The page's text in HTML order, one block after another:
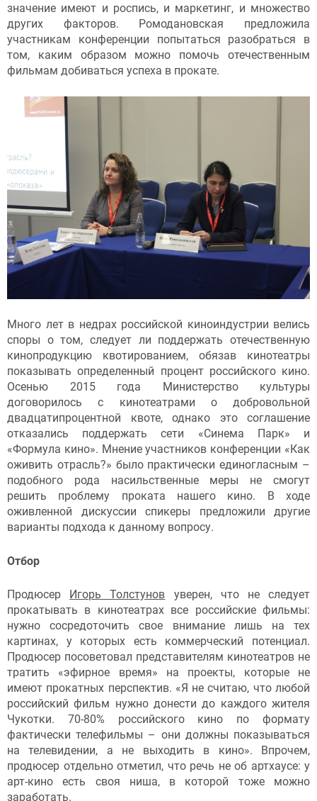
значение имеют и роспись, и маркетинг, и множество
других факторов. Ромодановская предложила
участникам конференции попытаться разобраться в
том, каким образом можно помочь отечественным
фильмам добиваться успеха в прокате.
Много лет в недрах российской киноиндустрии велись
споры о том, следует ли поддержать отечественную
кинопродукцию квотированием, обязав кинотеатры
показывать определенный процент российского кино.
Осенью 2015 года Министерство культуры
договорилось с кинотеатрами о добровольной
двадцатипроцентной квоте, однако это соглашение
отказались поддержать сети «Синема Парк» и
«Формула кино». Мнение участников конференции «Как
оживить отрасль?» было практически единогласным –
подобного рода насильственные меры не смогут
решить проблему проката нашего кино. В ходе
оживленной дискуссии спикеры предложили другие
варианты подхода к данному вопросу.
Отбор
Продюсер Игорь Толстунов уверен, что не следует
прокатывать в кинотеатрах все российские фильмы:
нужно сосредоточить свое внимание лишь на тех
картинах, у которых есть коммерческий потенциал.
Продюсер посоветовал представителям кинотеатров не
тратить «эфирное время» на проекты, которые не
имеют прокатных перспектив. «Я не считаю, что любой
российский фильм нужно донести до каждого жителя
Чукотки. 70-80% российского кино по формату
фактически телефильмы – они должны показываться
на телевидении, а не выходить в кино». Впрочем,
продюсер отдельно отметил, что речь не об артхаусе: у
арт-кино есть своя ниша, в которой тоже можно
заработать.